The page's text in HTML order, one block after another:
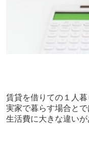
賃貸を借りての１人暮
実家で暮らす場合とで
生活費に大きな違いが